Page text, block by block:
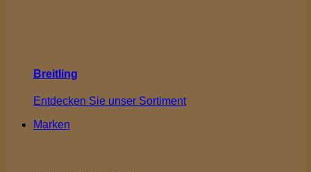
Breitling
Entdecken Sie unser Sortiment
Marken